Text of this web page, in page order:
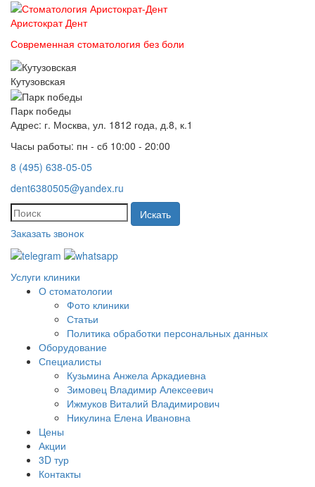
АристократДент
Современная стоматология без боли
Кутузовская
Парк победы
Адрес: г. Москва, ул. 1812 года, д.8, к.1
Часы работы: пн - сб 10:00 - 20:00
8 (495) 638-05-05
dent6380505@yandex.ru
Искать
Заказать звонок
Услуги клиники
О стоматологии
Фото клиники
Статьи
Политика обработки персональных данных
Оборудование
Специалисты
Кузьмина Анжела Аркадиевна
Зимовец Владимир Алексеевич
Ижмуков Виталий Владимирович
Никулина Елена Ивановна
Цены
Акции
3D тур
Контакты